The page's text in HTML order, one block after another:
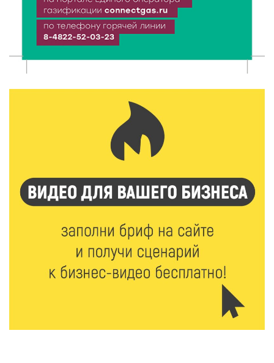
Доме культуры
7 Авг 2026 17:02 320
Названы первые победители программы «Земский
Без прав и лицензий: итоги проверки таксистов в
7 Авг 2026 16:02 516
Сладкая программа в Твери: дегустация мёда и
рассказ о жизни пчёл
Открыт набор на программу амбассадоров для
студентов российских вузов
Жителям Тверской области напомнили об